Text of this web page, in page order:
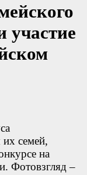
участие
семей,
на
Фотовзгляд –